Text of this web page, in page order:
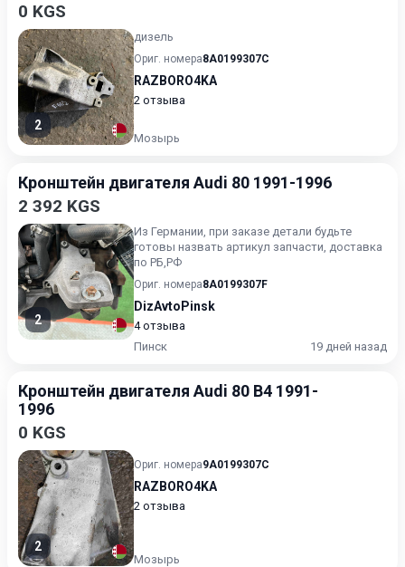
0 KGS
2
дизель
Ориг. номера8A0199307C
RAZBORO4KA
2 отзыва
Мозырь
Кронштейн двигателя Audi 80 1991-1996
2 392 KGS
2
Из Германии, при заказе детали будьте
готовы назвать артикул запчасти, доставка
по РБ,РФ
Ориг. номера8A0199307F
DizAvtoPinsk
4 отзыва
Пинск
19 дней назад
Кронштейн двигателя Audi 80 B4 1991-
1996
0 KGS
2
Ориг. номера9A0199307C
RAZBORO4KA
2 отзыва
Мозырь